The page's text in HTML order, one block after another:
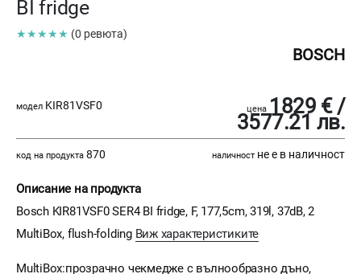
BI fridge
★★★★★ (0 ревюта)
BOSCH
модел KIR81VSF0 цена 1829 € /
3577.21 лв.
код на продукта 870 наличност не е в наличност
Описание на продукта
Bosch KIR81VSF0 SER4 BI fridge, F, 177,5cm, 319l, 37dB, 2
MultiBox, flush-folding Виж характеристиките
MultiBox:прозрачно чекмедже с вълнообразно дъно,